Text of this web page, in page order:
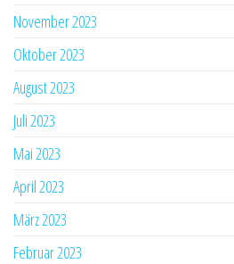
November 2023
Oktober 2023
August 2023
Juli 2023
Mai 2023
April 2023
März 2023
Februar 2023